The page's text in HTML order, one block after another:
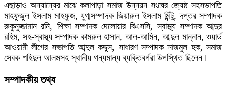
এছাড়াও অন্যান্যের মাঝে কলাপাড়া সমাজ উন্নয়ন সংঘের জ্যেষ্ঠ সহসভাপতি
মাহফুজুল ইসলাম মাহফুজ, যুগ্মসম্পাদক জিয়ারুল ইসলাম মিন্টু, দপ্তর সম্পাদক
রুকুনুজ্জামান রনি, শিক্ষা সম্পাদক দেলোয়ার বিএসসি, স্বাস্থ্য সম্পাদক আব্দুর
রহিম, সহ-স্বাস্থ্য সম্পাদক কামরুল হাসান, আল-আমিন, আব্দুল মান্নান, ওয়ার্ড
আওয়ামী লীগের সভাপতি আব্দুল কদ্দুস, সাধারণ সম্পাদক নাজমুল হক, সমাজ
সেবক শহিদুল আলমসহ স্থানীয় গন্যমান্য ব্যক্তিবর্গরা উপস্থিত ছিলেন।
সম্পাদকীয় তথ্য